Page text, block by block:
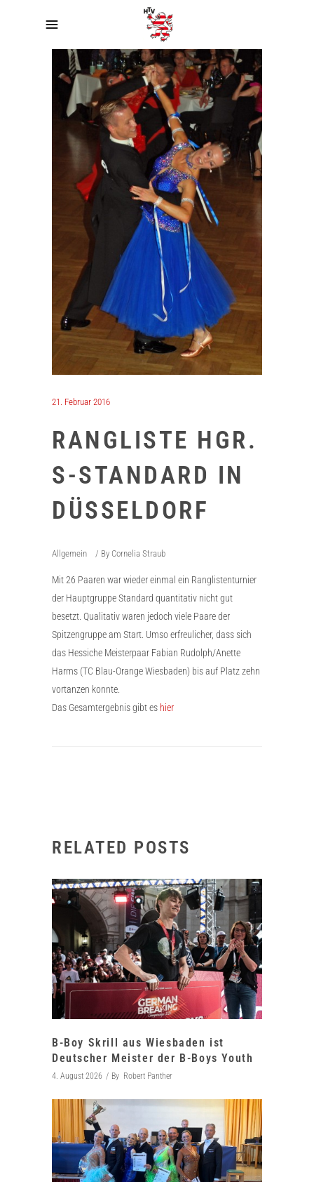
21. Februar 2016
RANGLISTE HGR.
S-STANDARD IN
DÜSSELDORF
Allgemein By Cornelia Straub
Mit 26 Paaren war wieder einmal ein Ranglistenturnier
der Hauptgruppe Standard quantitativ nicht gut
besetzt. Qualitativ waren jedoch viele Paare der
Spitzengruppe am Start. Umso erfreulicher, dass sich
das Hessiche Meisterpaar Fabian Rudolph/Anette
Harms (TC Blau-Orange Wiesbaden) bis auf Platz zehn
vortanzen konnte.
Das Gesamtergebnis gibt es hier
RELATED POSTS
B-Boy Skrill aus Wiesbaden ist
Deutscher Meister der B-Boys Youth
4. August 2026 By Robert Panther